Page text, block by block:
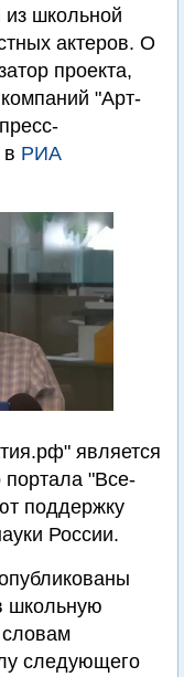
школьной
актеров. О
проекта,
"Арт-
РИА
является
портала "Все-
поддержку
России.
школьную
следующего